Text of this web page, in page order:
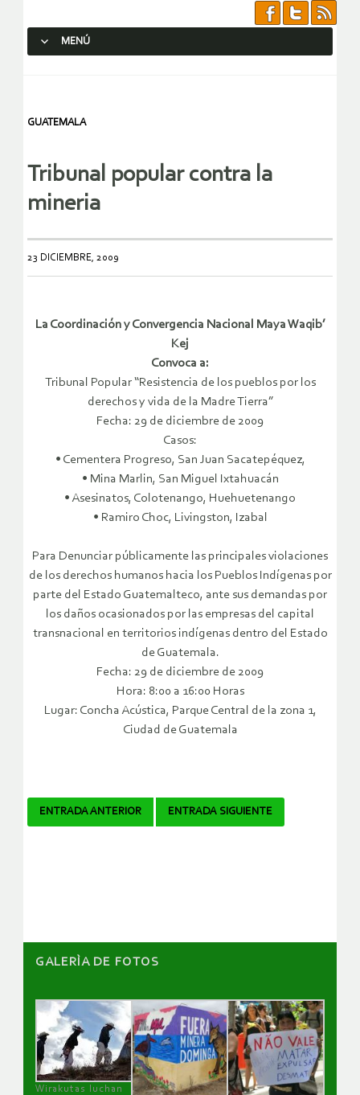
MENÚ
GUATEMALA
Tribunal popular contra la
mineria
23 DICIEMBRE, 2009
La Coordinación y Convergencia Nacional Maya Waqib’
Kej
Convoca a:
Tribunal Popular “Resistencia de los pueblos por los
derechos y vida de la Madre Tierra”
Fecha: 29 de diciembre de 2009
Casos:
• Cementera Progreso, San Juan Sacatepéquez,
• Mina Marlin, San Miguel Ixtahuacán
• Asesinatos, Colotenango, Huehuetenango
• Ramiro Choc, Livingston, Izabal
Para Denunciar públicamente las principales violaciones
de los derechos humanos hacia los Pueblos Indígenas por
parte del Estado Guatemalteco, ante sus demandas por
los daños ocasionados por las empresas del capital
transnacional en territorios indígenas dentro del Estado
de Guatemala.
Fecha: 29 de diciembre de 2009
Hora: 8:00 a 16:00 Horas
Lugar: Concha Acústica, Parque Central de la zona 1,
Ciudad de Guatemala
Navegador
ENTRADA ANTERIOR ENTRADA SIGUIENTE
GALERÌA DE FOTOS
Wirakutas luchan